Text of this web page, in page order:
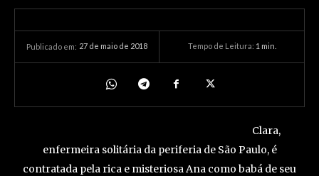
Publicado em: 27 de maio de 2018 Tempo de Leitura: 1 min.
​Clara,
enfermeira solitária da periferia de São Paulo, é
contratada pela rica e misteriosa Ana como babá de seu